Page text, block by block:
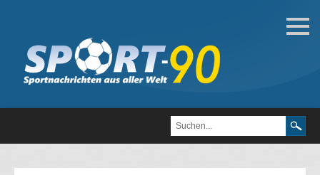
Darts
Darts
Aktuell